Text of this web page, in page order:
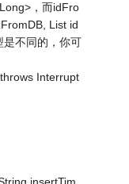
，而idFro
List id
不同的，你可
Interrupt